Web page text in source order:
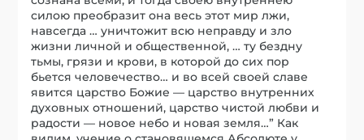
силою преобразит она весь этот мир лжи,
навсегда … уничтожит всю неправду и зло
жизни личной и общественной, … ту бездну
тьмы, грязи и крови, в которой до сих пор
бьется человечество… и во всей своей славе
явится царство Божие — царство внутренних
духовных отношений, царство чистой любви и
радости — новое небо и новая земля…” Как